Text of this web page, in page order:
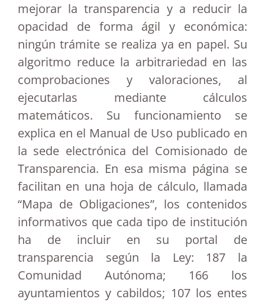
mejorar la transparencia y a reducir la
opacidad de forma ágil y económica:
ningún trámite se realiza ya en papel. Su
algoritmo reduce la arbitrariedad en las
comprobaciones y valoraciones, al
ejecutarlas mediante cálculos
matemáticos. Su funcionamiento se
explica en el Manual de Uso publicado en
la sede electrónica del Comisionado de
Transparencia. En esa misma página se
facilitan en una hoja de cálculo, llamada
“Mapa de Obligaciones”, los contenidos
informativos que cada tipo de institución
ha de incluir en su portal de
transparencia según la Ley: 187 la
Comunidad Autónoma; 166 los
ayuntamientos y cabildos; 107 los entes